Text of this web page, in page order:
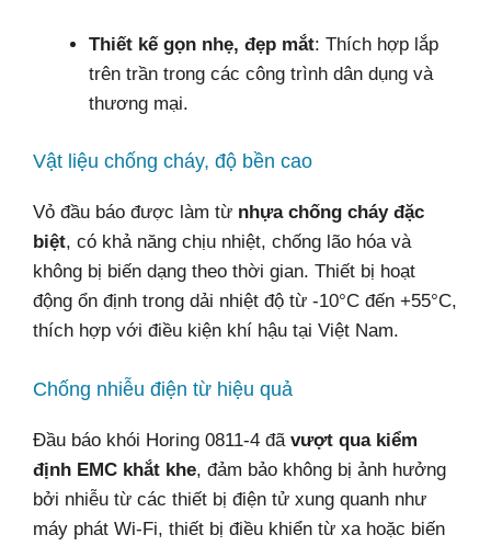
Thiết kế gọn nhẹ, đẹp mắt: Thích hợp lắp
trên trần trong các công trình dân dụng và
thương mại.
Vật liệu chống cháy, độ bền cao
Vỏ đầu báo được làm từ nhựa chống cháy đặc
biệt, có khả năng chịu nhiệt, chống lão hóa và
không bị biến dạng theo thời gian. Thiết bị hoạt
động ổn định trong dải nhiệt độ từ -10°C đến +55°C,
thích hợp với điều kiện khí hậu tại Việt Nam.
Chống nhiễu điện từ hiệu quả
Đầu báo khói Horing 0811-4 đã vượt qua kiểm
định EMC khắt khe, đảm bảo không bị ảnh hưởng
bởi nhiễu từ các thiết bị điện tử xung quanh như
máy phát Wi-Fi, thiết bị điều khiển từ xa hoặc biến